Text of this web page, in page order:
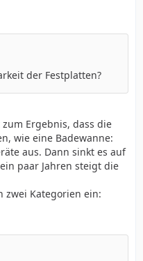
der Festplatten?
Ergebnis, dass die
wie eine Badewanne:
aus. Dann sinkt es auf
paar Jahren steigt die
zwei Kategorien ein: